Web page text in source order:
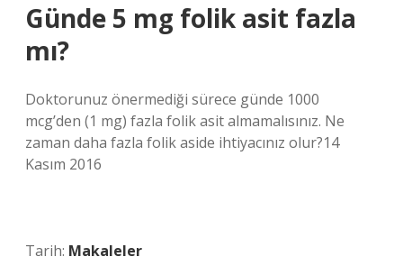
Günde 5 mg folik asit fazla
mı?
Doktorunuz önermediği sürece günde 1000
mcg’den (1 mg) fazla folik asit almamalısınız. Ne
zaman daha fazla folik aside ihtiyacınız olur?14
Kasım 2016
Tarih: Makaleler